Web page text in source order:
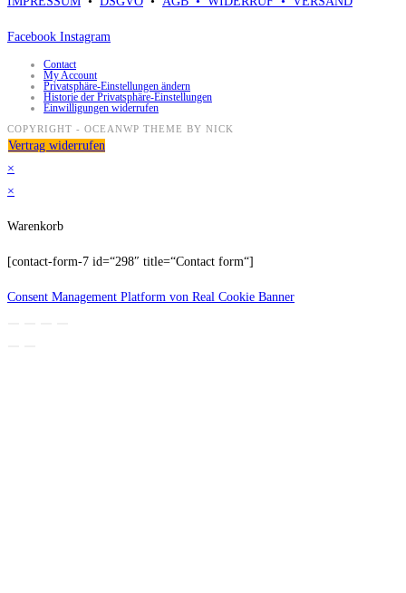
Facebook Instagram
Contact
My Account
Privatsphäre-Einstellungen ändern
Historie der Privatsphäre-Einstellungen
Einwilligungen widerrufen
COPYRIGHT - OCEANWP THEME BY NICK
Vertrag widerrufen
×
×
Warenkorb
[contact-form-7 id=“298″ title=“Contact form“]
Consent Management Platform von Real Cookie Banner